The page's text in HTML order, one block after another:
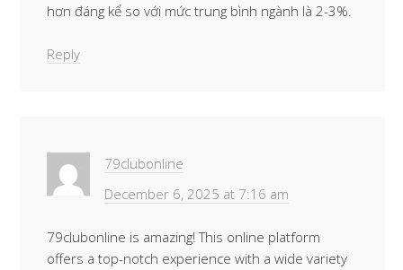
hơn đáng kể so với mức trung bình ngành là 2-3%.
Reply
79clubonline
December 6, 2025 at 7:16 am
79clubonline is amazing! This online platform
offers a top-notch experience with a wide variety